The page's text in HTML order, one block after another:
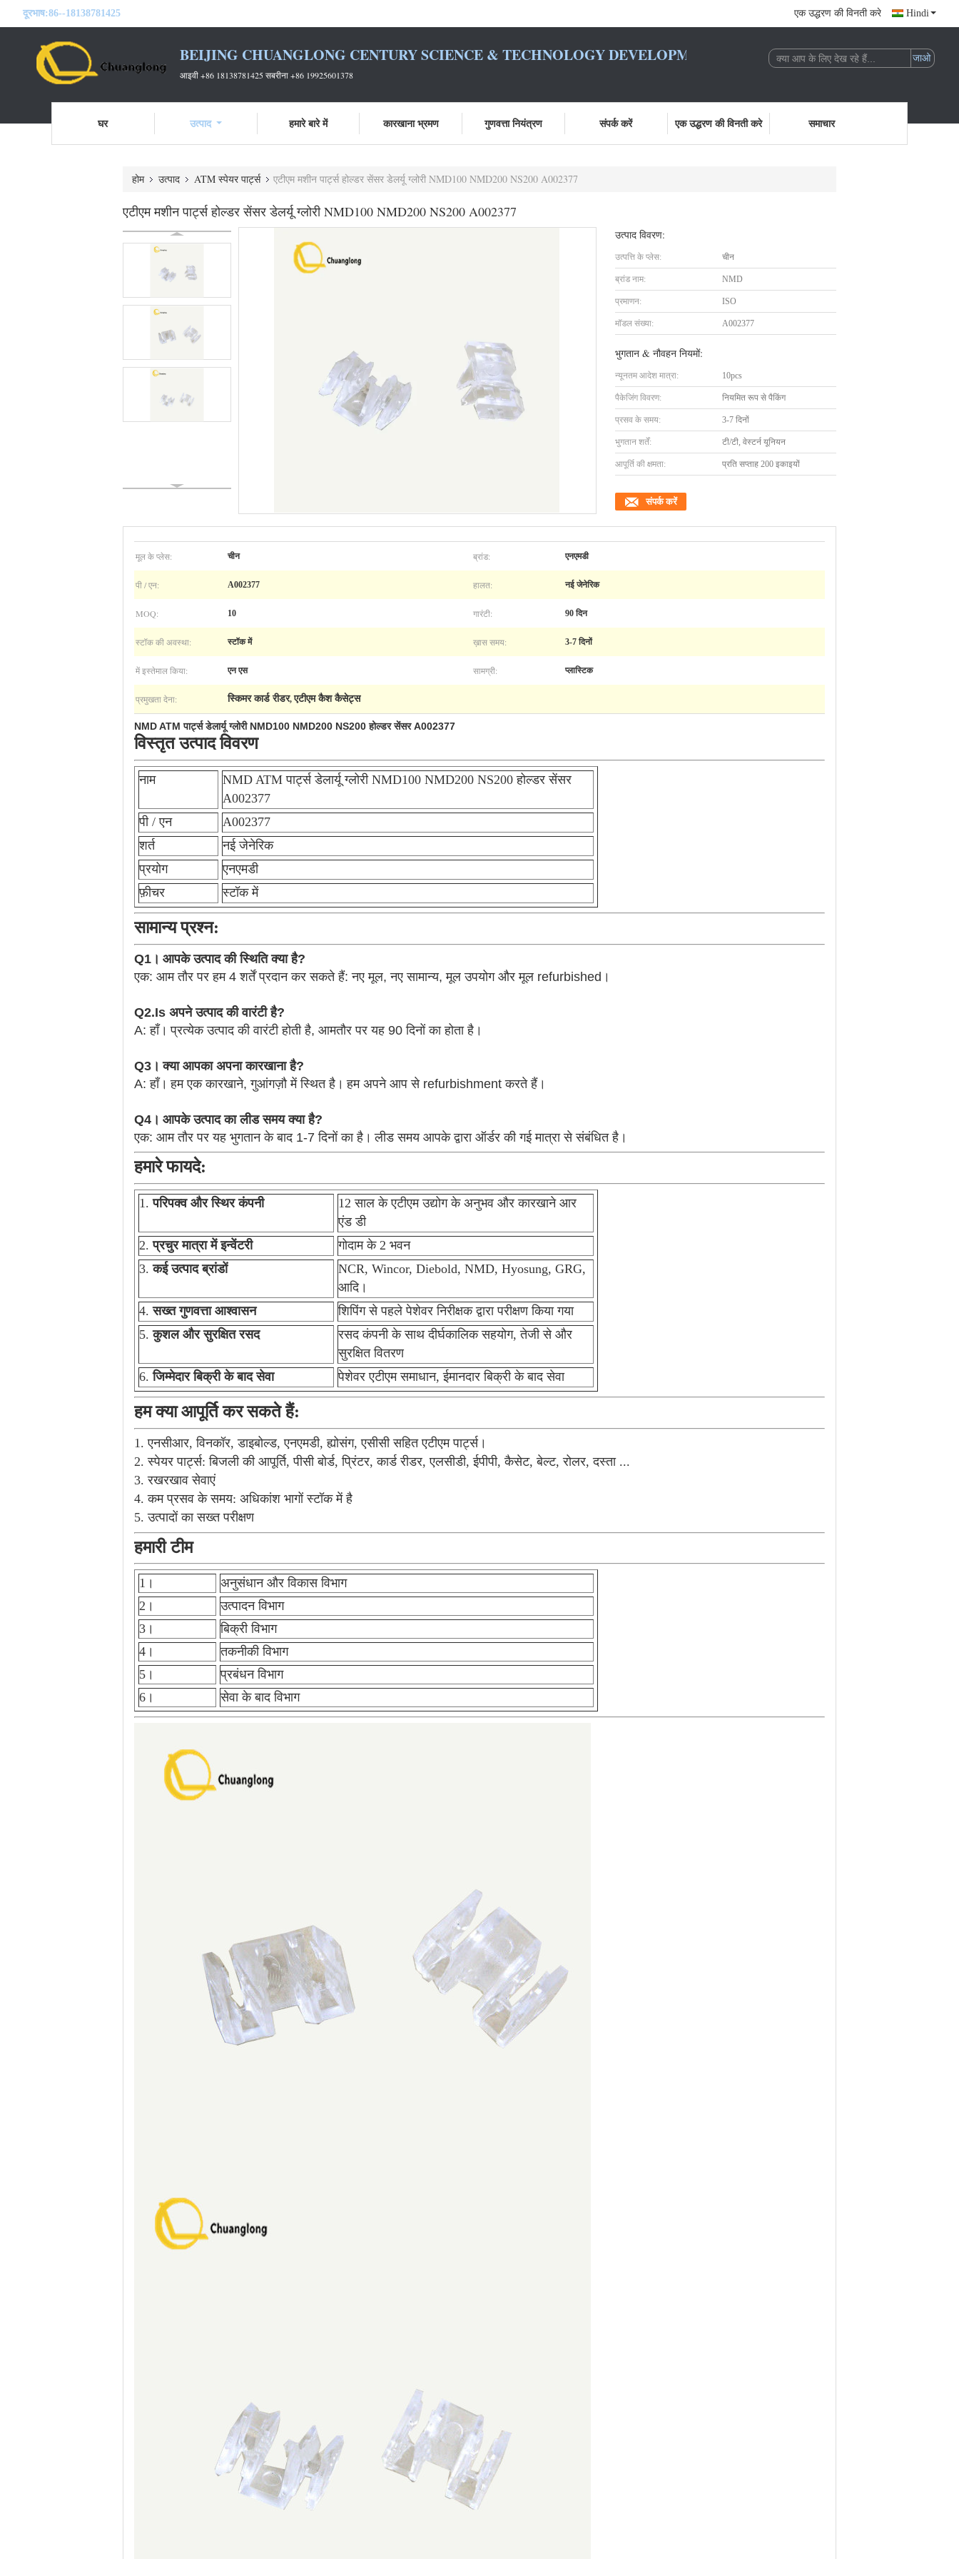
दूरभाष:86--18138781425 एक उद्धरण की विनती करे Hindi
BEIJING CHUANGLONG CENTURY SCIENCE & TECHNOLOGY DEVELOPMENT CO., LTD.
आइवी +86 18138781425 सबरीना +86 19925601378
घर उत्पाद हमारे बारे में कारखाना भ्रमण गुणवत्ता नियंत्रण संपर्क करें एक उद्धरण की विनती करे समाचार
होम उत्पाद ATM स्पेयर पार्ट्स एटीएम मशीन पार्ट्स होल्डर सेंसर डेलर्यू ग्लोरी NMD100 NMD200 NS200 A002377
एटीएम मशीन पार्ट्स होल्डर सेंसर डेलर्यू ग्लोरी NMD100 NMD200 NS200 A002377
उत्पाद विवरण:
उत्पत्ति के प्लेस: चीन
ब्रांड नाम: NMD
प्रमाणन: ISO
मॉडल संख्या: A002377
भुगतान & नौवहन नियमों:
न्यूनतम आदेश मात्रा: 10pcs
पैकेजिंग विवरण: नियमित रूप से पैकिंग
प्रसव के समय: 3-7 दिनों
भुगतान शर्तें: टी/टी, वेस्टर्न यूनियन
आपूर्ति की क्षमता: प्रति सप्ताह 200 इकाइयों
संपर्क करें
मूल के प्लेस: चीन ब्रांड: एनएमडी
पी / एन: A002377 हालत: नई जेनेरिक
MOQ: 10 गारंटी: 90 दिन
स्टॉक की अवस्था: स्टॉक में ख़ास समय: 3-7 दिनों
में इस्तेमाल किया: एन एस सामग्री: प्लास्टिक
प्रमुखता देना: स्किमर कार्ड रीडर,एटीएम कैश कैसेट्स
NMD ATM पार्ट्स डेलार्यू ग्लोरी NMD100 NMD200 NS200 होल्डर सेंसर A002377
विस्तृत उत्पाद विवरण
नाम
NMD ATM पार्ट्स डेलार्यू ग्लोरी NMD100 NMD200 NS200 होल्डर सेंसर
A002377
पी / एन
A002377
शर्त
नई जेनेरिक
प्रयोग
एनएमडी
फ़ीचर
स्टॉक में
सामान्य प्रश्न:
Q1। आपके उत्पाद की स्थिति क्या है?
एक: आम तौर पर हम 4 शर्तें प्रदान कर सकते हैं: नए मूल, नए सामान्य, मूल उपयोग और मूल refurbished।
Q2.Is अपने उत्पाद की वारंटी है?
A: हाँ। प्रत्येक उत्पाद की वारंटी होती है, आमतौर पर यह 90 दिनों का होता है।
Q3। क्या आपका अपना कारखाना है?
A: हाँ। हम एक कारखाने, गुआंगज़ौ में स्थित है। हम अपने आप से refurbishment करते हैं।
Q4। आपके उत्पाद का लीड समय क्या है?
एक: आम तौर पर यह भुगतान के बाद 1-7 दिनों का है। लीड समय आपके द्वारा ऑर्डर की गई मात्रा से संबंधित है।
हमारे फायदे:
1.परिपक्व और स्थिर कंपनी
12 साल के एटीएम उद्योग के अनुभव और कारखाने आर
एंड डी
2.प्रचुर मात्रा में इन्वेंटरी
गोदाम के 2 भवन
3.कई उत्पाद ब्रांडों
NCR, Wincor, Diebold, NMD, Hyosung, GRG,
आदि।
4.सख्त गुणवत्ता आश्वासन
शिपिंग से पहले पेशेवर निरीक्षक द्वारा परीक्षण किया गया
5.कुशल और सुरक्षित रसद
रसद कंपनी के साथ दीर्घकालिक सहयोग, तेजी से और
सुरक्षित वितरण
6.जिम्मेदार बिक्री के बाद सेवा पेशेवर एटीएम समाधान, ईमानदार बिक्री के बाद सेवा
हम क्या आपूर्ति कर सकते हैं:
1. एनसीआर, विनकॉर, डाइबोल्ड, एनएमडी, ह्योसंग, एसीसी सहित एटीएम पार्ट्स।
2. स्पेयर पार्ट्स: बिजली की आपूर्ति, पीसी बोर्ड, प्रिंटर, कार्ड रीडर, एलसीडी, ईपीपी, कैसेट, बेल्ट, रोलर, दस्ता ...
3. रखरखाव सेवाएं
4. कम प्रसव के समय: अधिकांश भागों स्टॉक में है
5. उत्पादों का सख्त परीक्षण
हमारी टीम
1।
अनुसंधान और विकास विभाग
2।
उत्पादन विभाग
3।
बिक्री विभाग
4।
तकनीकी विभाग
5।
प्रबंधन विभाग
6।
सेवा के बाद विभाग